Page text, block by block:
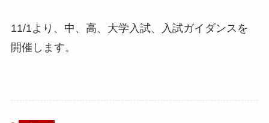
11/1より、中、高、大学入試、入試ガイダンスを
開催します。